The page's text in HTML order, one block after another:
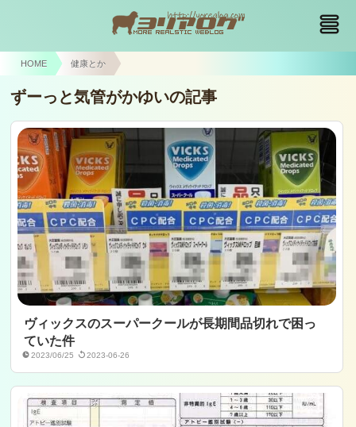
HOME 健康とか
ずーっと気管がかゆいの記事
ヴィックスのスーパークールが長期間品切れで困っ
ていた件
2023/06/25 2023-06-26